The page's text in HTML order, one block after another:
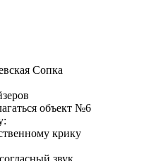
Сопка
объект №6
крику